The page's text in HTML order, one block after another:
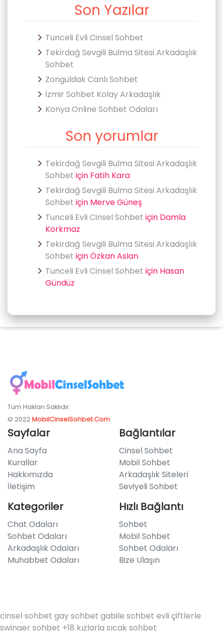
Son Yazılar
Tunceli Evli Cinsel Sohbet
Tekirdağ Sevgili Bulma Sitesi Arkadaşlık
Sohbet
Zonguldak Canlı Sohbet
İzmir Sohbet Kolay Arkadaşlık
Konya Online Sohbet Odaları
Son yorumlar
Tekirdağ Sevgili Bulma Sitesi Arkadaşlık
Sohbet için Fatih Kara
Tekirdağ Sevgili Bulma Sitesi Arkadaşlık
Sohbet için Merve Güneş
Tunceli Evli Cinsel Sohbet için Damla
Korkmaz
Tekirdağ Sevgili Bulma Sitesi Arkadaşlık
Sohbet içinÖzkan Aslan
Tunceli Evli Cinsel Sohbet için Hasan
Gündüz
Tüm Hakları Saklıdır.
© 2022MobilCinselSohbet.Com
Sayfalar
Ana Sayfa
Kurallar
Hakkımızda
İletişim
Bağlantılar
Cinsel Sohbet
Mobil Sohbet
Arkadaşlık Siteleri
Seviyeli Sohbet
Kategoriler
Chat Odaları
Sohbet Odaları
Arkadaşlık Odaları
Muhabbet Odaları
Hızlı Bağlantı
Sohbet
Mobil Sohbet
Sohbet Odaları
Bize Ulaşın
cinsel sohbet gay sohbet gabile sohbet evli çiftlerle
swinger sohbet +18 kızlarla sıcak sohbet